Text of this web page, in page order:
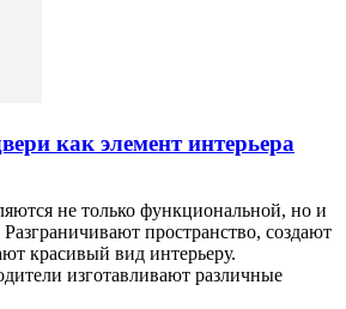
как элемент интерьера
не только функциональной, но и
пространство, создают
красивый вид интерьеру.
изготавливают различные